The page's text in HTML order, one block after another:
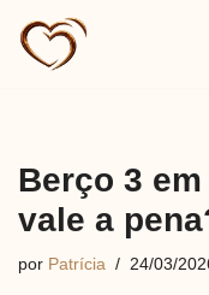
Pular
Berço 3
vale a
por Patrícia 24/03/